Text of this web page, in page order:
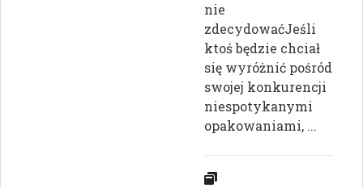
nie
zdecydowaćJeśli
ktoś będzie chciał
się wyróżnić pośród
swojej konkurencji
niespotykanymi
opakowaniami, ...